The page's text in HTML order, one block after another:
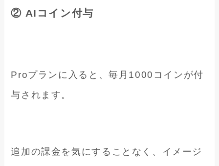
② AIコイン付与
Proプランに入ると、毎月1000コインが付
与されます。
追加の課金を気にすることなく、イメージ